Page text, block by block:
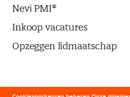
Nevi PMI®
Inkoop vacatures
Opzeggen lidmaatschap